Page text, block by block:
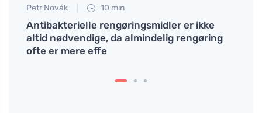
Petr Novák 10 min
Antibakterielle rengøringsmidler er ikke
altid nødvendige, da almindelig rengøring
ofte er mere effe